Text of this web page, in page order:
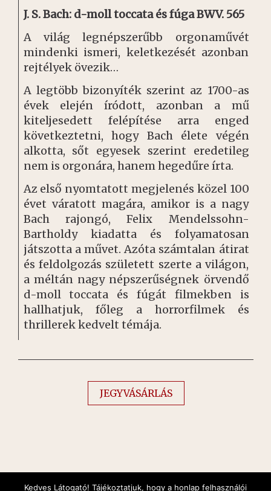
J. S. Bach: d-moll toccata és fúga BWV. 565
A világ legnépszerűbb orgonaművét
mindenki ismeri, keletkezését azonban
rejtélyek övezik…
A legtöbb bizonyíték szerint az 1700-as
évek elején íródott, azonban a mű
kiteljesedett felépítése arra enged
következtetni, hogy Bach élete végén
alkotta, sőt egyesek szerint eredetileg
nem is orgonára, hanem hegedűre írta.
Az első nyomtatott megjelenés közel 100
évet váratott magára, amikor is a nagy
Bach rajongó, Felix Mendelssohn-
Bartholdy kiadatta és folyamatosan
játszotta a művet. Azóta számtalan átirat
és feldolgozás született szerte a világon,
a méltán nagy népszerűségnek örvendő
d-moll toccata és fúgát filmekben is
hallhatjuk, főleg a horrorfilmek és
thrillerek kedvelt témája.
JEGYVÁSÁRLÁS
Kedves Látogató! Tájékoztatjuk, hogy a honlap felhasználói